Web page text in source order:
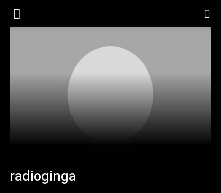
Rádio
radioginga